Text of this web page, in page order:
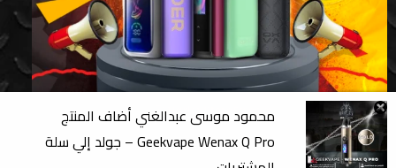
محمود موسى عبدالغنيأضاف المنتج
Geekvape Wenax Q Pro – جولد
إلي سلة